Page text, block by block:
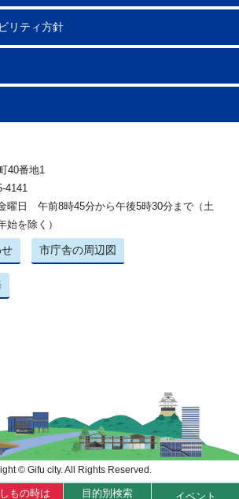
もの時は 目的別検索 イベント
リティ方針
40番地1
4141
曜日 午前8時45分から午後5時30分まで（土
始を除く）
市庁舎の周辺図
© Gifu city. All Rights Reserved.